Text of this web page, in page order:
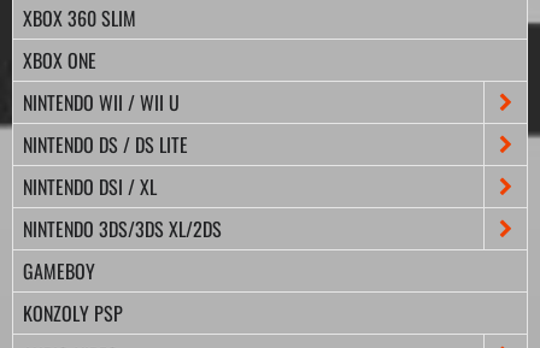
XBOX 360 SLIM
XBOX ONE
NINTENDO WII / WII U
NINTENDO DS / DS LITE
NINTENDO DSI / XL
NINTENDO 3DS/3DS XL/2DS
GAMEBOY
KONZOLY PSP